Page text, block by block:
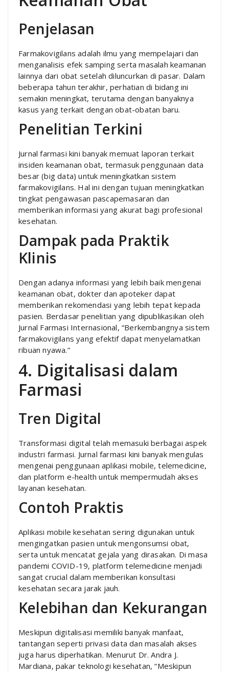
Penjelasan
Farmakovigilans adalah ilmu yang mempelajari dan
menganalisis efek samping serta masalah keamanan
lainnya dari obat setelah diluncurkan di pasar. Dalam
beberapa tahun terakhir, perhatian di bidang ini
semakin meningkat, terutama dengan banyaknya
kasus yang terkait dengan obat-obatan baru.
Penelitian Terkini
Jurnal farmasi kini banyak memuat laporan terkait
insiden keamanan obat, termasuk penggunaan data
besar (big data) untuk meningkatkan sistem
farmakovigilans. Hal ini dengan tujuan meningkatkan
tingkat pengawasan pascapemasaran dan
memberikan informasi yang akurat bagi profesional
kesehatan.
Dampak pada Praktik
Klinis
Dengan adanya informasi yang lebih baik mengenai
keamanan obat, dokter dan apoteker dapat
memberikan rekomendasi yang lebih tepat kepada
pasien. Berdasar penelitian yang dipublikasikan oleh
Jurnal Farmasi Internasional, “Berkembangnya sistem
farmakovigilans yang efektif dapat menyelamatkan
ribuan nyawa.”
4. Digitalisasi dalam
Farmasi
Tren Digital
Transformasi digital telah memasuki berbagai aspek
industri farmasi. Jurnal farmasi kini banyak mengulas
mengenai penggunaan aplikasi mobile, telemedicine,
dan platform e-health untuk mempermudah akses
layanan kesehatan.
Contoh Praktis
Aplikasi mobile kesehatan sering digunakan untuk
mengingatkan pasien untuk mengonsumsi obat,
serta untuk mencatat gejala yang dirasakan. Di masa
pandemi COVID-19, platform telemedicine menjadi
sangat crucial dalam memberikan konsultasi
kesehatan secara jarak jauh.
Kelebihan dan Kekurangan
Meskipun digitalisasi memiliki banyak manfaat,
tantangan seperti privasi data dan masalah akses
juga harus diperhatikan. Menurut Dr. Andra J.
Mardiana, pakar teknologi kesehatan, “Meskipun